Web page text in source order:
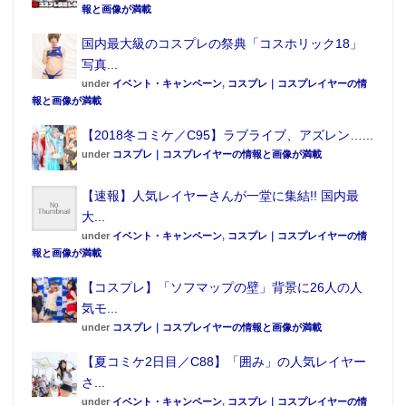
報と画像が満載
国内最大級のコスプレの祭典「コスホリック18」
写真...
under イベント・キャンペーン, コスプレ｜コスプレイヤーの情
報と画像が満載
【2018冬コミケ／C95】ラブライブ、アズレン…...
under コスプレ｜コスプレイヤーの情報と画像が満載
【速報】人気レイヤーさんが一堂に集結!! 国内最
大...
under イベント・キャンペーン, コスプレ｜コスプレイヤーの情
報と画像が満載
【コスプレ】「ソフマップの壁」背景に26人の人
気モ...
under コスプレ｜コスプレイヤーの情報と画像が満載
【夏コミケ2日目／C88】「囲み」の人気レイヤー
さ...
under イベント・キャンペーン, コスプレ｜コスプレイヤーの情